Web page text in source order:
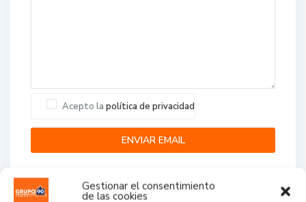
Gestionar el consentimiento
de las cookies
Acepto la política de privacidad